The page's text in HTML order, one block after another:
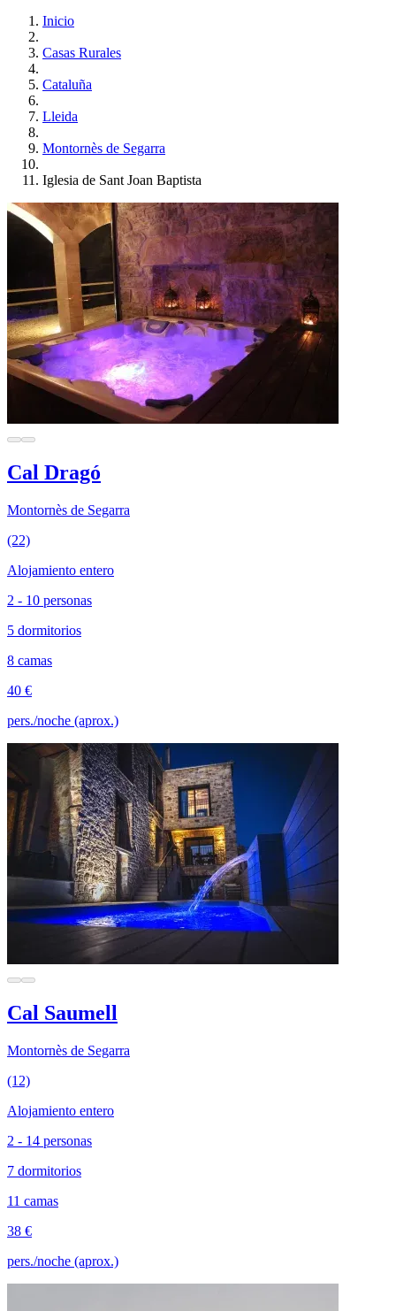
Inicio
Casas Rurales
Cataluña
Lleida
Montornès de Segarra
Iglesia de Sant Joan Baptista
Cal Dragó
Montornès de Segarra
(22)
Alojamiento entero
2 - 10 personas
5 dormitorios
8 camas
40 €
pers./noche (aprox.)
Cal Saumell
Montornès de Segarra
(12)
Alojamiento entero
2 - 14 personas
7 dormitorios
11 camas
38 €
pers./noche (aprox.)